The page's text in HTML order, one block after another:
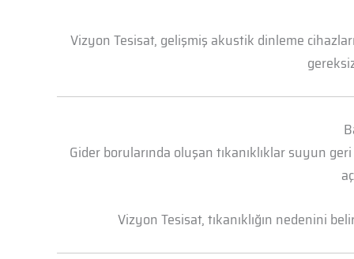
Vizyon Tesisat, gelişmiş akustik dinleme
Gider borularında oluşan tıkanıklıklar suyun
Vizyon Tesisat, tıkanıklığın nedenini